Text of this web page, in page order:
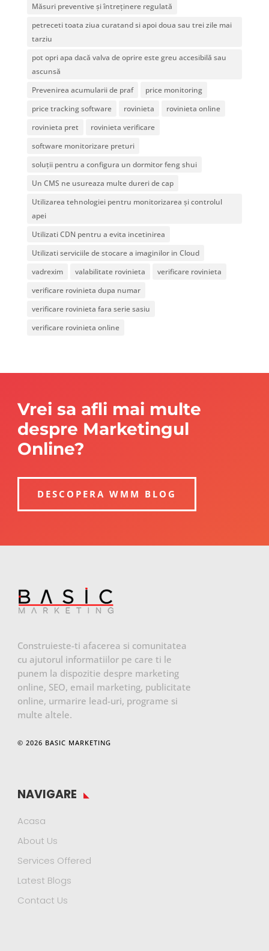
Măsuri preventive și întreținere regulată
petreceti toata ziua curatand si apoi doua sau trei zile mai
tarziu
pot opri apa dacă valva de oprire este greu accesibilă sau
ascunsă
Prevenirea acumularii de praf
price monitoring
price tracking software
rovinieta
rovinieta online
rovinieta pret
rovinieta verificare
software monitorizare preturi
soluții pentru a configura un dormitor feng shui
Un CMS ne usureaza multe dureri de cap
Utilizarea tehnologiei pentru monitorizarea și controlul
apei
Utilizati CDN pentru a evita incetinirea
Utilizati serviciile de stocare a imaginilor in Cloud
vadrexim
valabilitate rovinieta
verificare rovinieta
verificare rovinieta dupa numar
verificare rovinieta fara serie sasiu
verificare rovinieta online
Vrei sa afli mai multe
despre Marketingul
Online?
DESCOPERA WMM BLOG
Construieste-ti afacerea si comunitatea
cu ajutorul informatiilor pe care ti le
punem la dispozitie despre marketing
online, SEO, email marketing, publicitate
online, urmarire lead-uri, programe si
multe altele.
© 2026 BASIC MARKETING
NAVIGARE
Acasa
About Us
Services Offered
Latest Blogs
Contact Us